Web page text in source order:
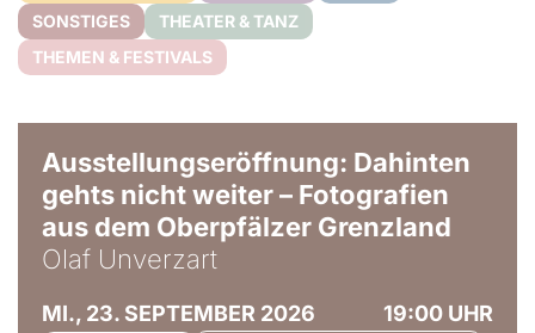
SONSTIGES
THEATER & TANZ
THEMEN & FESTIVALS
Ausstellungseröffnung: Dahinten
gehts nicht weiter – Fotografien
aus dem Oberpfälzer Grenzland
Olaf Unverzart
MI., 23. SEPTEMBER 2026 19:00 UHR